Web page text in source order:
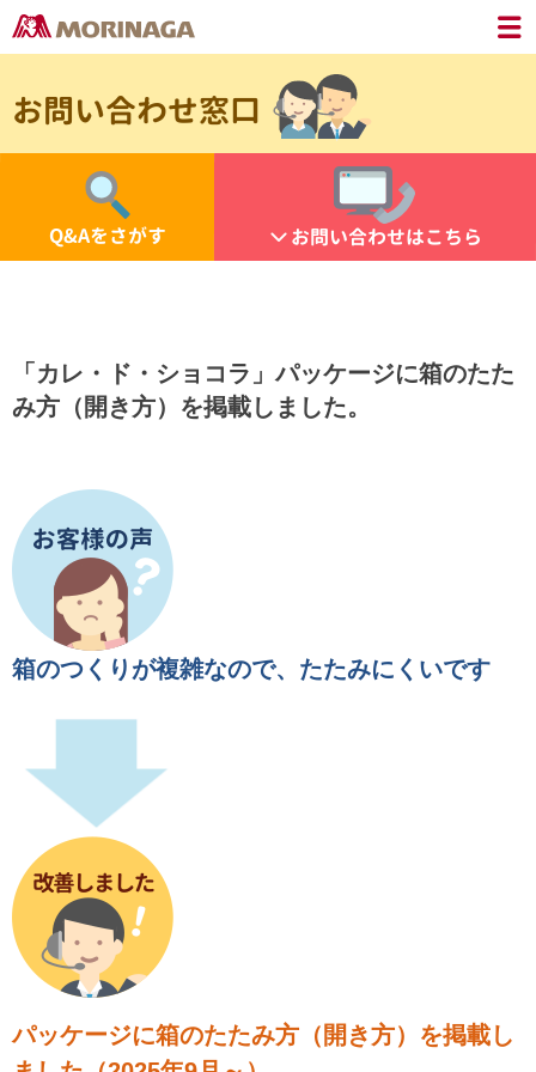
お問い合わせ窓口
Q&Aをさがす お問い合わせはこちら
「カレ・ド・ショコラ」パッケージに箱のたた
み方（開き方）を掲載しました。
箱のつくりが複雑なので、たたみにくいです
パッケージに箱のたたみ方（開き方）を掲載し